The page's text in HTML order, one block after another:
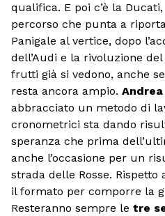
qualifica. E poi c’è la
percorso che punta a
Panigale al vertice, dopo
dell’Audi e la rivoluzione
frutti già si vedono, anche
resta ancora ampio. Andrea
abbracciato un metodo di
cronometrici sta dando
speranza che prima
anche l’occasione per un
strada delle Rosse. Rispetto
il formato per comporre la
Resteranno sempre le tre